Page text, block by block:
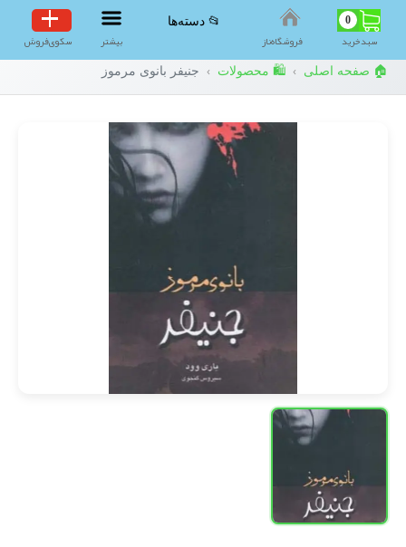
0
سبد‌خرید فروشگاه‌ناز
📂 دسته‌ها
بیشتر سکوی‌فروش
🏠 صفحه اصلی › 🛍️ محصولات › جنیفر بانوی مرموز